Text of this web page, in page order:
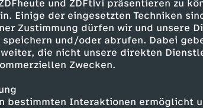
und ZDFtivi präsentieren zu
Einige der eingesetzten Techniken
Zustimmung dürfen wir und unsere
und/oder abrufen. Dabei
die nicht unsere direkten
Zwecken.
bestimmten Interaktionen ermöglicht
Vielleicht
Grabung